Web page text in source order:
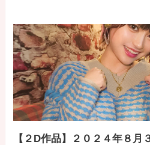
【２D作品】２０２４年８月